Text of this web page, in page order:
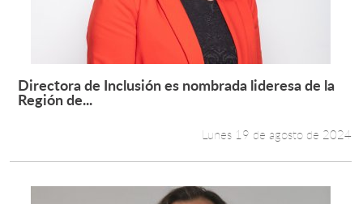
Leer más +
Directora de Inclusión es nombrada lideresa de la
Región de...
Lunes 19 de agosto de 2024